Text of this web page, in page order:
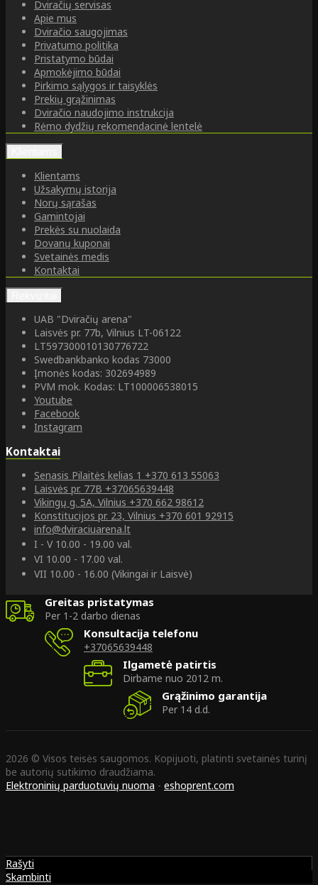
Dviračių servisas
Apie mus
Dviračio saugojimas
Privatumo politika
Pristatymo būdai
Apmokėjimo būdai
Pirkimo sąlygos ir taisyklės
Prekių grąžinimas
Dviračio naudojimo instrukcija
Rėmo dydžių rekomendacinė lentelė
Klientams
Užsakymų istorija
Norų sąrašas
Gamintojai
Prekės su nuolaida
Dovanų kuponai
Svetainės medis
Kontaktai
UAB "Dviračių arena"
Laisvės pr. 77b, Vilnius LT-06122
LT597300010130776722
Swedbankbanko kodas 73000
Įmonės kodas: 302694989
PVM mok. Kodas: LT100006538015
Youtube
Facebook
Instagram
Kontaktai
Senasis Pilaitės kelias 1 +370 613 55063
Laisvės pr. 77B +37065639448
Vikingų g. 5A, Vilnius +370 662 98612
Konstitucijos pr. 23, Vilnius +370 601 92915
info@dviraciuarena.lt
I - V 10.00 - 19.00 val.
VI 10.00 - 17.00 val.
VII 10.00 - 16.00 (Vikingai ir Laisvė)
Greitas pristatymas
Per 1-2 darbo dienas
Konsultacija telefonu
+37065639448
Ilgametė patirtis
Dirbame nuo 2012 m.
Grąžinimo garantija
Per 14 d.d.
2026 © Visos teisės saugomos. Kopijuoti, platinti svetainės turinį
be autorių sutikimo draudžiama.
Elektroninių parduotuvių nuoma - eshoprent.com
Rašyti
Skambinti